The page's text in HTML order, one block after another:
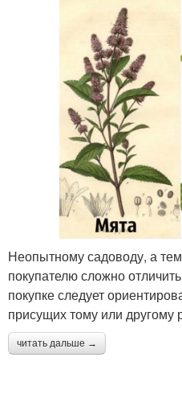
Неопытному садоводу, а
покупателю сложно
покупке следует
присущих тому или другому
читать дальше →